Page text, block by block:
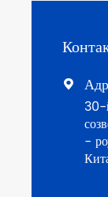

30-
-